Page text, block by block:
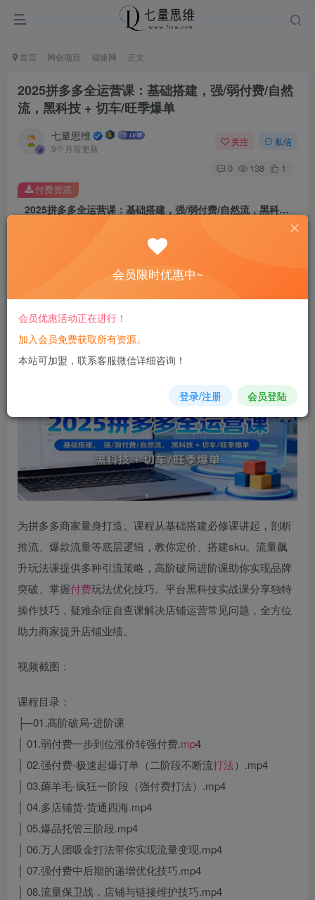
首页 网创项目 福缘网 正文
2025拼多多全运营课：基础搭建，强/弱付费/自然
流，黑科技 + 切车/旺季爆单
七量思维
9个月前更新
关注 私信
0 138 1
2025拼多多全运营课：基础搭建，强/弱付费/自然流，黑科技 + 切车/旺季爆单
8.8
免费
您当前未登录！建议登陆后购买，可保存购买订单
付费资源
为拼多多商家量身打造。课程从基础搭建必修课讲起，剖析
推流、爆款流量等底层逻辑，教你定价、搭建sku。流量飙
升玩法课提供多种引流策略，高阶破局进阶课助你实现品牌
突破、掌握付费玩法优化技巧。平台黑科技实战课分享独特
操作技巧，疑难杂症自查课解决店铺运营常见问题，全方位
助力商家提升店铺业绩。
视频截图：
课程目录：
├─01.高阶破局-进阶课
│ 01.弱付费一步到位涨价转强付费.mp4
│ 02.强付费-极速起爆订单（二阶段不断流打法）.mp4
│ 03.薅羊毛-疯狂一阶段（强付费打法）.mp4
│ 04.多店铺货-货通四海.mp4
│ 05.爆品托管三阶段.mp4
│ 06.万人团吸金打法带你实现流量变现.mp4
│ 07.强付费中后期的递增优化技巧.mp4
│ 08.流量保卫战，店铺与链接维护技巧.mp4
会员限时优惠中~
会员优惠活动正在进行！
加入会员免费获取所有资源。
本站可加盟，联系客服微信详细咨询！
登录/注册 会员登陆